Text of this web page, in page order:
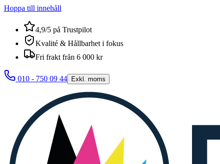
Hoppa till innehåll
4,9/5 på Trustpilot
Kvalité & Hållbarhet i fokus
Fri frakt från 6 000 kr
010 - 750 09 44 Exkl. moms